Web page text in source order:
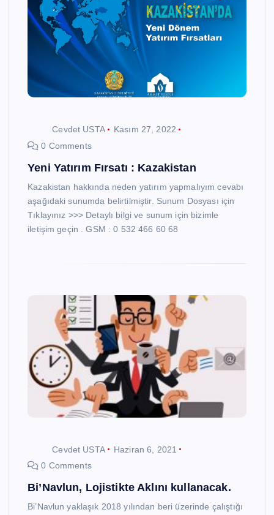
Cevdet USTA
Kasım 27, 2022
0 Comments
Yeni Yatırım Fırsatı : Kazakistan
Kazakistan hakkında neden yatırım yapmalıyım cevabı
aşağıdaki sunumda belirtilmiştir. Sunum Dosyası için
Tıklayınız >>> Detaylı bilgi ve sunum için bizimle
iletişim geçin . GSM : 0 532 466 60 68
Cevdet USTA
Haziran 6, 2021
0 Comments
Bi’Navlun, Lojistikte Aklını kullanacak.
Bi’Navlun yaklaşık 2018 yılından beri üzerinde çalıştığı